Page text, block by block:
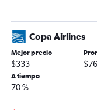
Copa Airlines
Mejor precio
$333
A tiempo
70 %